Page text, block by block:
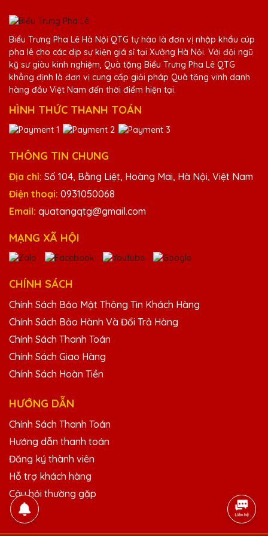
Dịch vụ của Quà Tặng Pha Lê QTG rất tốt,
chuyên nghiệp. Rất hài lòng!
Hồ Văn Bảo
Sự chuyên nghiệp và nhiệt huyết của Biểu
Dương Văn Hiếu
25/11/2025
Biểu Trưng Pha Lê QTG biết cách mang đến
cho khách hàng những trải nghiệm đáng
nhớ với sản phẩm cúp pha lê.
Biểu Trưng Pha Lê Hà Nội QTG tự hào là đơn vị nhập khẩu cúp
pha lê cho các dịp sự kiện giá sỉ tại Xưởng Hà Nội. Với đội ngũ
kỹ sư giàu kinh nghiệm, Quà tặng Biểu Trưng Pha Lê QTG
khẳng định là đơn vị cung cấp giải pháp Quà tặng vinh danh
hàng đầu Việt Nam đến thời điểm hiện tại.
HÌNH THỨC THANH TOÁN
THÔNG TIN CHUNG
Địa chỉ: Số 104, Bằng Liệt, Hoàng Mai, Hà Nội, Việt Nam
Điện thoại: 0931050068
Email: quatangqtg@gmail.com
MẠNG XÃ HỘI
CHÍNH SÁCH
Chính Sách Bảo Mật Thông Tin Khách Hàng
Chính Sách Bảo Hành Và Đổi Trả Hàng
Chính Sách Thanh Toán
Chính Sách Giao Hàng
Chính Sách Hoàn Tiền
HƯỚNG DẪN
Chính Sách Thanh Toán
Hướng dẫn thanh toán
Đăng ký thành viên
Hỗ trợ khách hàng
Câu hỏi thường gặp